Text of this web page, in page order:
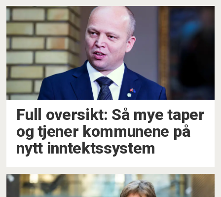
Full oversikt: Så mye taper
og tjener kommunene på
nytt inntektssystem